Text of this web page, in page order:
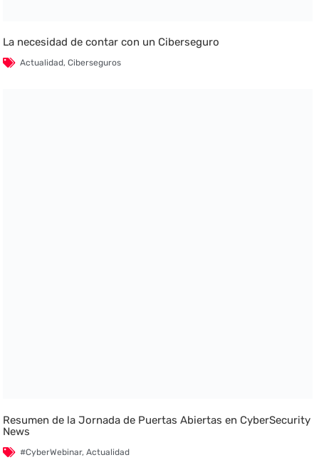
La necesidad de contar con un Ciberseguro
Actualidad,Ciberseguros
Resumen de la Jornada de Puertas Abiertas en CyberSecurity
News
#CyberWebinar,Actualidad